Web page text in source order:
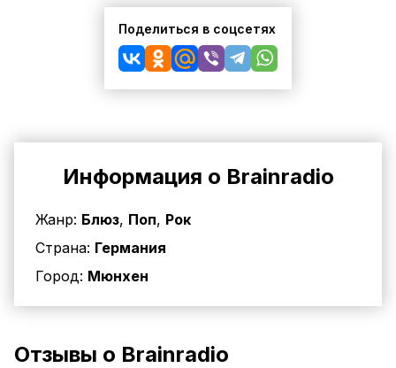
Поделиться в соцсетях
Информация о Brainradio
Жанр: Блюз, Поп, Рок
Страна: Германия
Город: Мюнхен
Отзывы о Brainradio